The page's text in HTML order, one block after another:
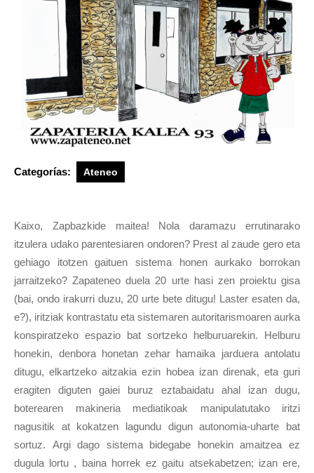
Categorías: Ateneo
Kaixo, Zapbazkide maitea! Nola daramazu errutinarako
itzulera udako parentesiaren ondoren? Prest al zaude gero eta
gehiago itotzen gaituen sistema honen aurkako borrokan
jarraitzeko? Zapateneo duela 20 urte hasi zen proiektu gisa
(bai, ondo irakurri duzu, 20 urte bete ditugu! Laster esaten da,
e?), iritziak kontrastatu eta sistemaren autoritarismoaren aurka
konspiratzeko espazio bat sortzeko helburuarekin. Helburu
honekin, denbora honetan zehar hamaika jarduera antolatu
ditugu, elkartzeko aitzakia ezin hobea izan direnak, eta guri
eragiten diguten gaiei buruz eztabaidatu ahal izan dugu,
boterearen makineria mediatikoak manipulatutako iritzi
nagusitik at kokatzen lagundu digun autonomia-uharte bat
sortuz. Argi dago sistema bidegabe honekin amaitzea ez
dugula lortu , baina horrek ez gaitu atsekabetzen; izan ere,